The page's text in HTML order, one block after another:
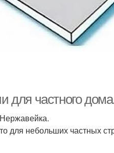
для частного
для небольших частных